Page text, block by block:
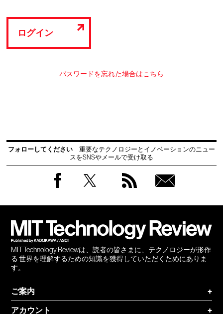
ログイン
パスワードを忘れた場合はこちら
フォローしてください
重要なテクノロジーとイノベーションのニュー
スをSNSやメールで受け取る
MIT Technology Reviewは、読者の皆さまに、テクノロジーが形作
る 世界を理解するための知識を獲得していただくためにありま
す。
ご案内
+
アカウント
+